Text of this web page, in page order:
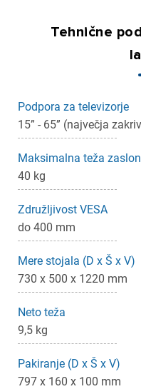
Tehnične
Podpora za televizorje
15” - 65” (največja
Maksimalna teža
40 kg
Združljivost VESA
do 400 mm
Mere stojala (D x Š x V)
730 x 500 x 1220 mm
Neto teža
9,5 kg
Pakiranje (D x Š x V)
797 x 160 x 100 mm
Prijava
Za dodajanje na seznam
Prekliči